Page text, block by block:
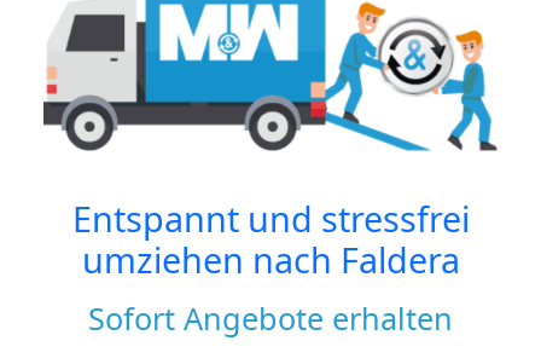
Entspannt und stressfrei
umziehen nach Faldera
Sofort Angebote erhalten